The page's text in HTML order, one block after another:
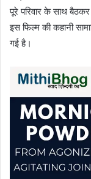
पूरे परिवार के साथ
इस फिल्म की कहानी
गई है।